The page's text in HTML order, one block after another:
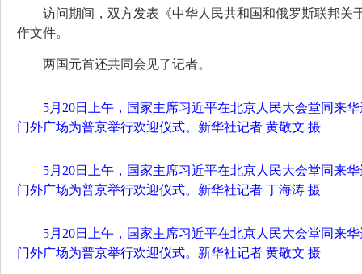
访问期间，双方发表《中华人民共和国和俄罗斯联邦
作文件。
两国元首还共同会见了记者。
5月20日上午，国家主席习近平在北京人民大会堂同来
门外广场为普京举行欢迎仪式。新华社记者 黄敬文 摄
5月20日上午，国家主席习近平在北京人民大会堂同来
门外广场为普京举行欢迎仪式。新华社记者 丁海涛 摄
5月20日上午，国家主席习近平在北京人民大会堂同来
门外广场为普京举行欢迎仪式。新华社记者 黄敬文 摄